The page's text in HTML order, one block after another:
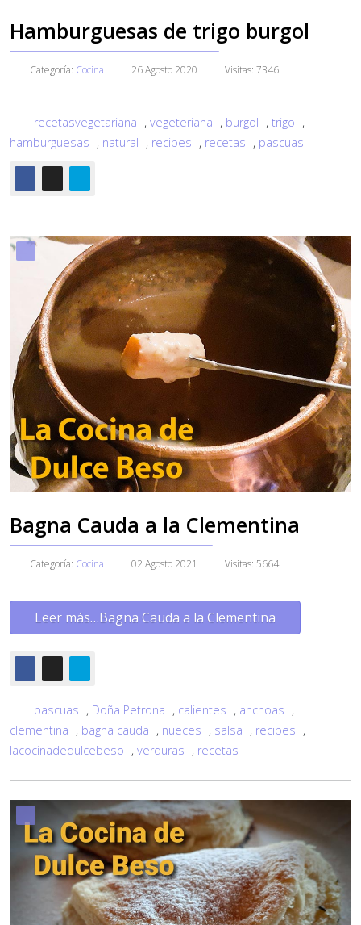
Hamburguesas de trigo burgol
Categoría: Cocina 26 Agosto 2020 Visitas: 7346
recetasvegetariana , vegeteriana , burgol , trigo ,
hamburguesas , natural , recipes , recetas , pascuas
Bagna Cauda a la Clementina
Categoría: Cocina 02 Agosto 2021 Visitas: 5664
Leer más…Bagna Cauda a la Clementina
pascuas , Doña Petrona , calientes , anchoas ,
clementina , bagna cauda , nueces , salsa , recipes ,
lacocinadedulcebeso , verduras , recetas